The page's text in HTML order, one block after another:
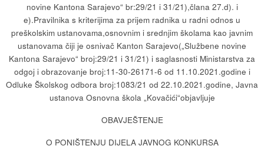
novine Kantona Sarajevo“ br:29/21 i 31/21),člana 27.d). i
e).Pravilnika s kriterijima za prijem radnika u radni odnos u
preškolskim ustanovama,osnovnim i srednjim školama kao javnim
ustanovama čiji je osnivač Kanton Sarajevo(„Službene novine
Kantona Sarajevo“ broj:29/21 i 31/21) i saglasnosti Ministarstva za
odgoj i obrazovanje broj:11-30-26171-6 od 11.10.2021.godine i
Odluke Školskog odbora broj:1083/21 od 22.10.2021.godine, Javna
ustanova Osnovna škola „Kovačići“objavljuje
OBAVJEŠTENJE
O PONIŠTENJU DIJELA JAVNOG KONKURSA